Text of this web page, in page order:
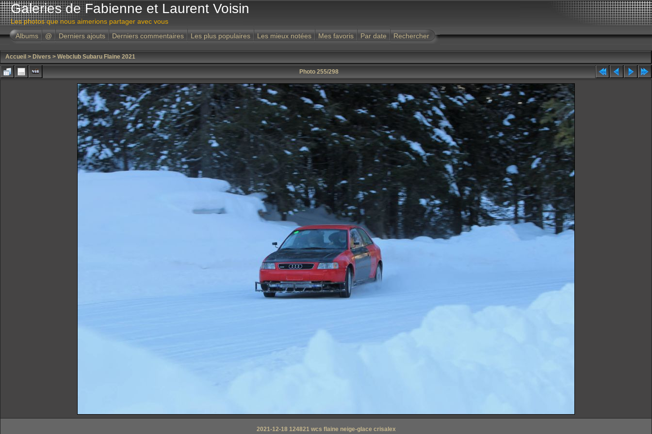
Galeries de Fabienne et Laurent Voisin
Les photos que nous aimerions partager avec vous
Albums
@ Derniers ajouts Derniers commentaires Les plus populaires Les mieux notées Mes favoris Par date Rechercher
Accueil > Divers > Webclub Subaru Flaine 2021
Photo 255/298
2021-12-18 124821 wcs flaine neige-glace crisalex